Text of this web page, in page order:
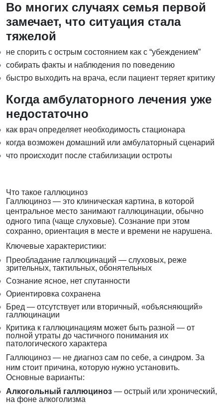
Во многих случаях семья первой
замечает, что ситуация стала
тяжелой
не спорить с острым состоянием как с “убеждением”
собирать факты и наблюдения по поведению
быстро выходить на врача, если пациент теряет критику
Когда амбулаторного лечения уже
недостаточно
как врач определяет необходимость стационара
когда возможен домашний или амбулаторный сценарий
что происходит после стабилизации остроты
Что такое галлюциноз
Галлюциноз — это клиническая картина, в которой
центральное место занимают галлюцинации, обычно
одного типа (чаще слуховые). Сознание при этом
сохранно, ориентация в месте и времени не нарушена.
Ключевые характеристики:
Преобладание галлюцинаций — слуховых, реже
зрительных, тактильных, обонятельных
Сознание ясное, нет спутанности
Ориентировка сохранена
Бред — отсутствует или вторичный, «объясняющий»
галлюцинации
Критика к галлюцинациям может быть разной — от
полной утраты до частичного понимания их
патологического характера
Галлюциноз — не диагноз сам по себе, а синдром. За
ним стоит причина, которую нужно установить.
Основные варианты:
Алкогольный галлюциноз — острый или хронический,
на фоне алкоголизма